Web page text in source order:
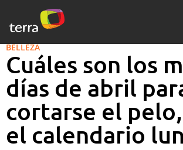
BELLEZA
Cuáles son los
días de abril
cortarse el
el calendario